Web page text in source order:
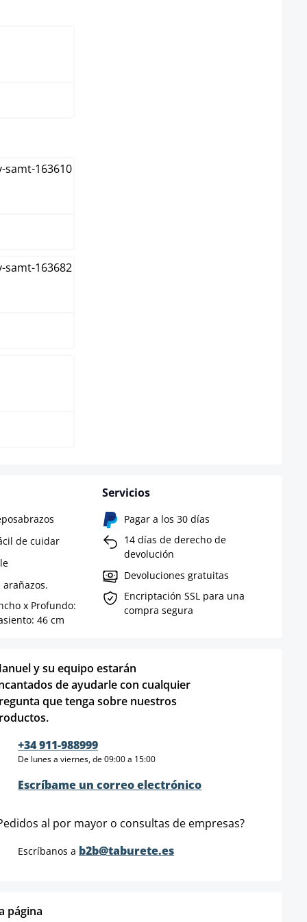
de cuidar
x Profundo:
46 cm
Servicios
Pagar a los 30 días
14 días de derecho de
devolución
Devoluciones gratuitas
Encriptación SSL para una
compra segura
y su equipo estarán
de ayudarle con cualquier
que tenga sobre nuestros
+34 911-988999
De lunes a viernes, de 09:00 a 15:00
Escríbame un correo electrónico
al por mayor o consultas de empresas?
Escríbanos a b2b@taburete.es
página